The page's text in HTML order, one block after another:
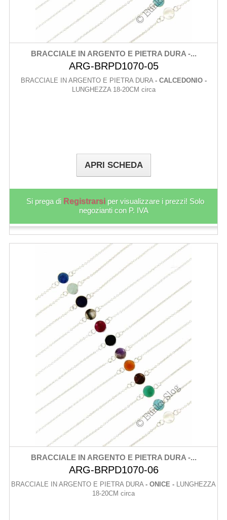
BRACCIALE IN ARGENTO E PIETRA DURA -...
ARG-BRPD1070-05
BRACCIALE IN ARGENTO E PIETRA DURA - CALCEDONIO -
LUNGHEZZA 18-20CM circa
APRI SCHEDA
Si prega di Registrarsi per visualizzare i prezzi! Solo
negozianti con P. IVA
BRACCIALE IN ARGENTO E PIETRA DURA -...
ARG-BRPD1070-06
BRACCIALE IN ARGENTO E PIETRA DURA - ONICE - LUNGHEZZA
18-20CM circa